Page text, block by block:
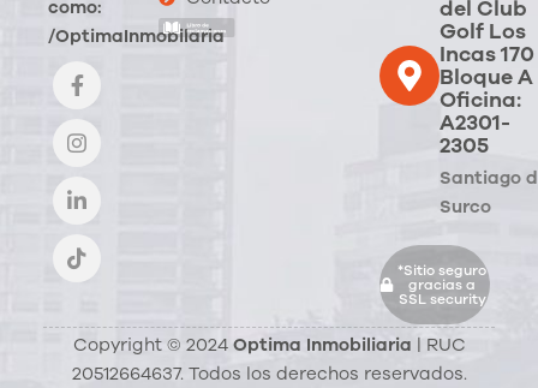
como:
/OptimaInmobilaria
del Club
Golf Los
Incas 170
Bloque A
Oficina:
A2301-
2305
Santiago
Surco
*Sitio seguro
gracias a
SSL security
Copyright © 2024 Optima Inmobiliaria | RUC
20512664637. Todos los derechos reservados.